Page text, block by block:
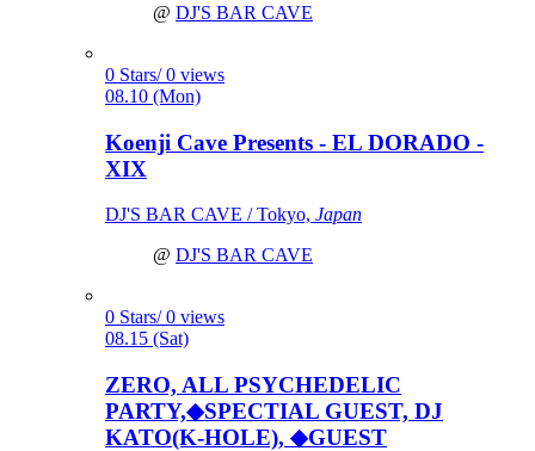
@ DJ'S BAR CAVE
0 Stars/ 0 views
08.10 (Mon)
Koenji Cave Presents - EL DORADO -
XIX
DJ'S BAR CAVE / Tokyo, Japan
@ DJ'S BAR CAVE
0 Stars/ 0 views
08.15 (Sat)
ZERO, ALL PSYCHEDELIC
PARTY,◆SPECTIAL GUEST, DJ
KATO(K-HOLE), ◆GUEST